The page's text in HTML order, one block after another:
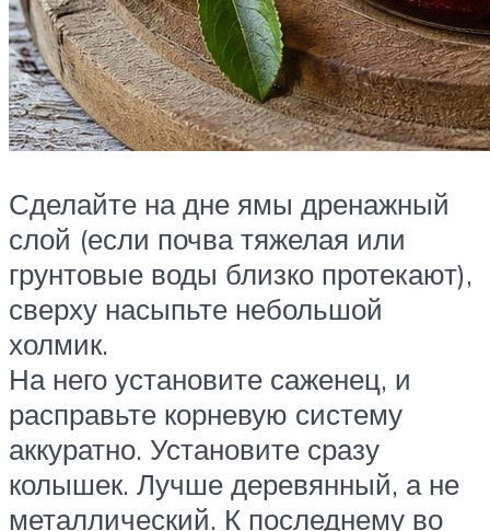
Сделайте на дне ямы дренажный
слой (если почва тяжелая или
грунтовые воды близко протекают),
сверху насыпьте небольшой
холмик.
На него установите саженец, и
расправьте корневую систему
аккуратно. Установите сразу
колышек. Лучше деревянный, а не
металлический. К последнему во